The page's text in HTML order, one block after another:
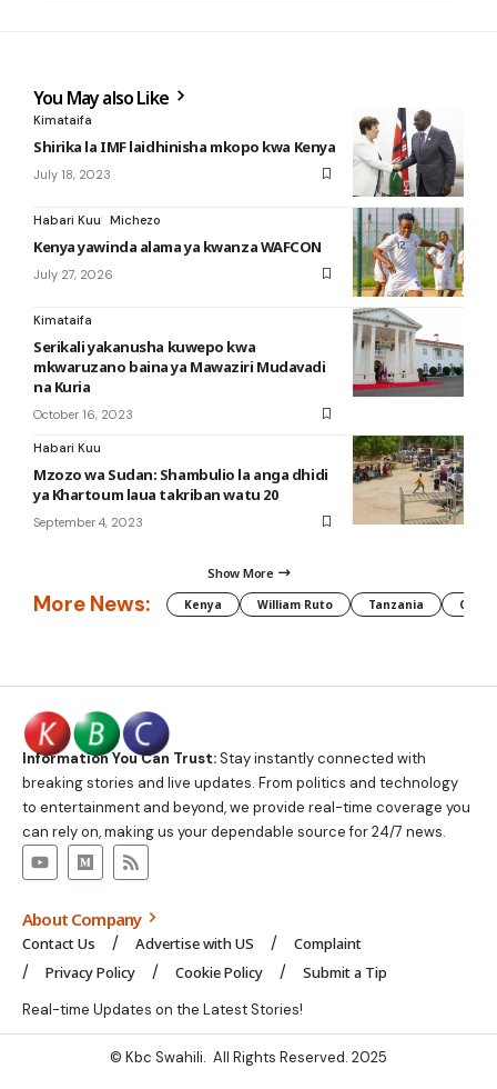
You May also Like
Kimataifa
Shirika la IMF laidhinisha mkopo kwa Kenya
July 18, 2023
Habari Kuu Michezo
Kenya yawinda alama ya kwanza WAFCON
July 27, 2026
Kimataifa
Serikali yakanusha kuwepo kwa
mkwaruzano baina ya Mawaziri Mudavadi
na Kuria
October 16, 2023
Habari Kuu
Mzozo wa Sudan: Shambulio la anga dhidi
ya Khartoum laua takriban watu 20
September 4, 2023
Show More
More News: Kenya William Ruto Tanzania CAF
Information You Can Trust:Stay instantly connected with
breaking stories and live updates. From politics and technology
to entertainment and beyond, we provide real-time coverage you
can rely on, making us your dependable source for 24/7 news.
About Company
Contact Us Advertise with US
Complaint
Privacy Policy
Cookie Policy Submit a Tip
Real-time Updates on the Latest Stories!
© Kbc Swahili. All Rights Reserved. 2025